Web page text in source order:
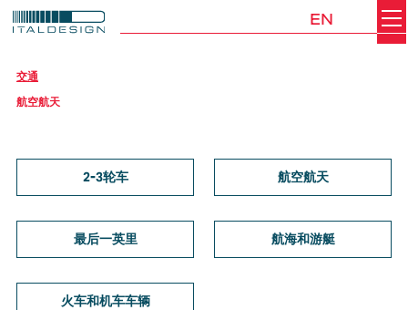
EN Search
交通
航空航天
2-3轮车 航空航天
最后一英里 航海和游艇
火车和机车车辆